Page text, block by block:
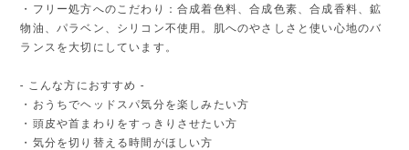
・フリー処方へのこだわり：合成着色料、合成色素、合成香料、鉱
物油、パラベン、シリコン不使用。肌へのやさしさと使い心地のバ
ランスを大切にしています。
- こんな方におすすめ -
・おうちでヘッドスパ気分を楽しみたい方
・頭皮や首まわりをすっきりさせたい方
・気分を切り替える時間がほしい方